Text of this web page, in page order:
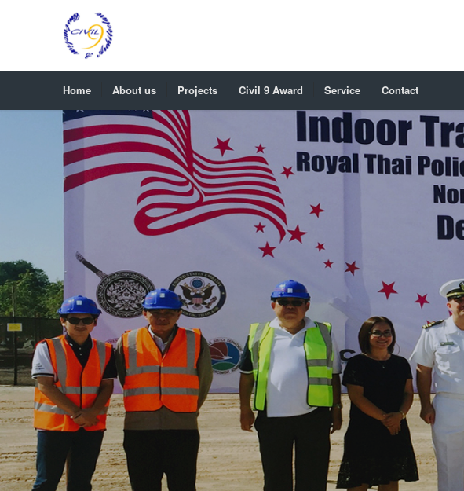
Home About us Projects Civil 9 Award Service Contact
CHOCOLATE GROUP CO,.LTD.
Site Location:Kaset-Nawamin Road
Owner: Chocolate Group Co,.Ltd.
Architect/Structure/Contractor: Civil9 Construction & Architecture Co.,Ltd.